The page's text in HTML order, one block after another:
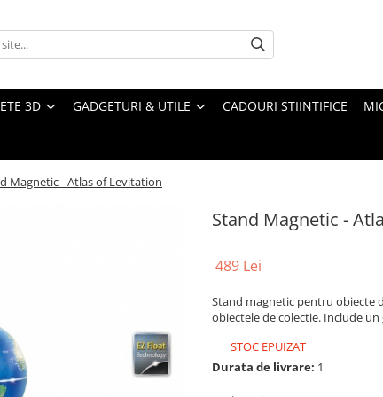
3D GADGETURI & UTILE CADOURI STIINTIFICE
Magnetic - Atlas of Levitation
Stand Magnetic -
489 Lei
Stand magnetic pentru obiecte
obiectele de colectie. Include
STOC EPUIZAT
Durata de livrare: 1